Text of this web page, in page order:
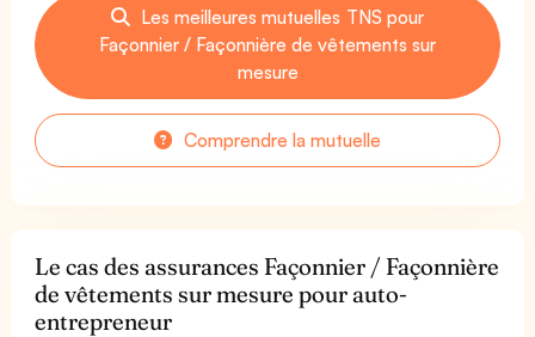
Les meilleures mutuelles TNS pour
Façonnier / Façonnière de vêtements sur
mesure
Comprendre la mutuelle
Le cas des assurances Façonnier / Façonnière
de vêtements sur mesure pour auto-
entrepreneur